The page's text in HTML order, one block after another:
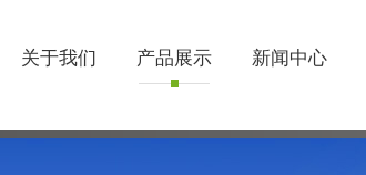
关于我们 产品展示 新闻中心